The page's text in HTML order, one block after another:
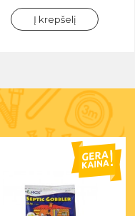
Į krepšelį